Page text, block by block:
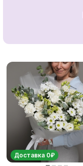
Доставка 0₽